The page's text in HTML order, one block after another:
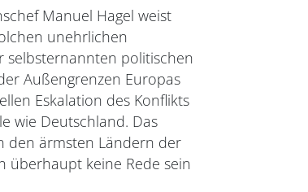
Manuel Hagel weist
unehrlichen
selbsternannten politischen
Außengrenzen Europas
Eskalation des Konflikts
wie Deutschland. Das
den ärmsten Ländern der
überhaupt keine Rede sein